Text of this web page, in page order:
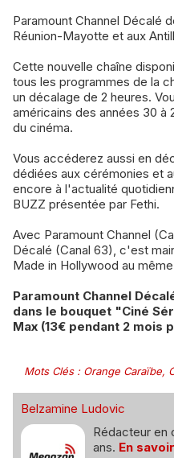
Paramount Channel Décalé débarque sur la TV d'orange à la
Réunion-Mayotte et aux
Cette nouvelle chaîne
tous les programmes de la
un décalage de 2 heures.
américains des années 30 à
du cinéma.
​Vous accéderez aussi en
dédiées aux cérémonies et
encore à l'actualité
BUZZ présentée par Fethi.
Avec Paramount Channel
Décalé (Canal 63), c'est
Made in Hollywood au
Paramount Channel
dans le bouquet "Ciné
Max (13€ pendant 2 mois
Mots Clés: Orange Caraïbe,
Belzamine Ludovic
Rédacteur en
ans. En